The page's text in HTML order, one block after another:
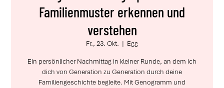
Familienmuster erkennen und
verstehen
Fr., 23. Okt.
  |
Egg
Ein persönlicher Nachmittag in kleiner Runde, an dem ich
dich von Generation zu Generation durch deine
Familiengeschichte begleite. Mit Genogramm und